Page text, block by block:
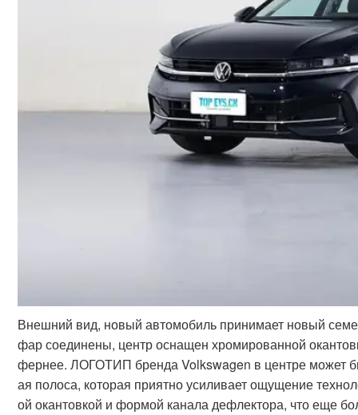
Внешний вид, новый автомобиль принимает новый
фар соединены, центр оснащен хромированной
фернее. ЛОГОТИП бренда Volkswagen в центре может
ая полоса, которая приятно усиливает ощущение
ой окантовкой и формой канала дефлектора, что еще